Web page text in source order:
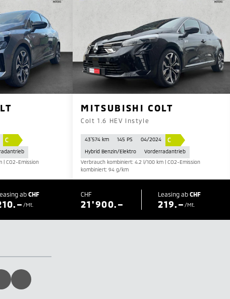
C
| CO2-Emission
ab CHF
/Mt.
MITSUBISHI COLT
Colt 1.6 HEV Instyle
43'574 km 145 PS 04/2024 C
Hybrid Benzin/Elektro
Vorderradantrieb
Verbrauch kombiniert: 4.2 l/100 km | CO2-Emission
kombiniert: 94 g/km
CHF
21'900.–
Leasing ab CHF
219.– /Mt.